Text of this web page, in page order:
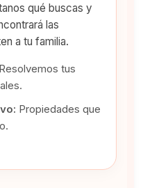
qué buscas y
las
a tu familia.
Resolvemos tus
Propiedades que